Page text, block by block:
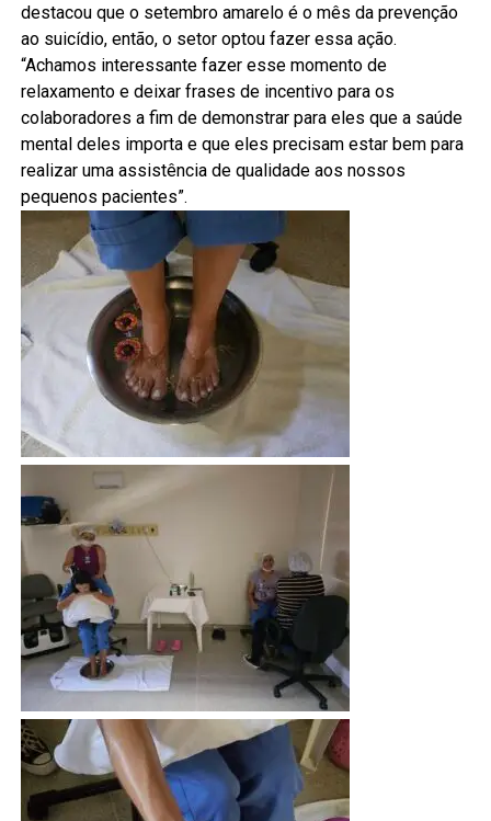
destacou que o setembro amarelo é o mês da prevenção
ao suicídio, então, o setor optou fazer essa ação.
“Achamos interessante fazer esse momento de
relaxamento e deixar frases de incentivo para os
colaboradores a fim de demonstrar para eles que a saúde
mental deles importa e que eles precisam estar bem para
realizar uma assistência de qualidade aos nossos
pequenos pacientes”.